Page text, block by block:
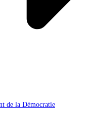
de la Démocratie